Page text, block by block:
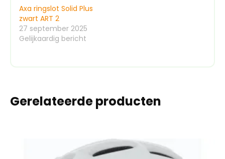
Axa ringslot Solid Plus
zwart ART 2
27 september 2025
Gelijkaardig bericht
Gerelateerde producten